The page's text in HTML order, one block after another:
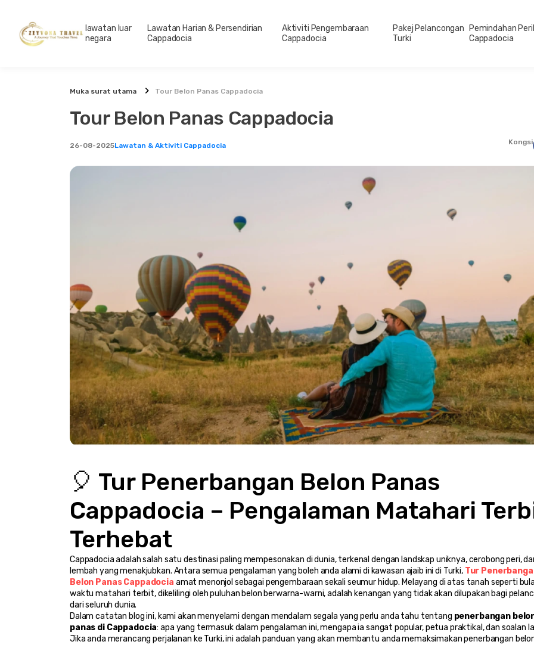
lawatan luar
negara
Lawatan Harian & Persendirian
Cappadocia
Aktiviti Pengembaraan
Cappadocia
Pakej Pelancongan
Turki
Pemindahan
Cappadocia
Muka surat utama Tour Belon Panas Cappadocia
Tour Belon Panas Cappadocia
26-08-2025Lawatan & Aktiviti Cappadocia Kongsi
🎈 Tur Penerbangan Belon Panas
Cappadocia – Pengalaman Matahari
Terhebat
Cappadocia adalah salah satu destinasi paling mempesonakan di dunia, terkenal dengan landskap uniknya, cerobong peri,
lembah yang menakjubkan. Antara semua pengalaman yang boleh anda alami di kawasan ajaib ini di Turki, Tur
Belon Panas Cappadocia amat menonjol sebagai pengembaraan sekali seumur hidup. Melayang di atas tanah seperti
waktu matahari terbit, dikelilingi oleh puluhan belon berwarna-warni, adalah kenangan yang tidak akan dilupakan bagi
dari seluruh dunia.
Dalam catatan blog ini, kami akan menyelami dengan mendalam segala yang perlu anda tahu tentang penerbangan
panas di Cappadocia: apa yang termasuk dalam pengalaman ini, mengapa ia sangat popular, petua praktikal, dan soalan
Jika anda merancang perjalanan ke Turki, ini adalah panduan yang akan membantu anda memaksimakan penerbangan